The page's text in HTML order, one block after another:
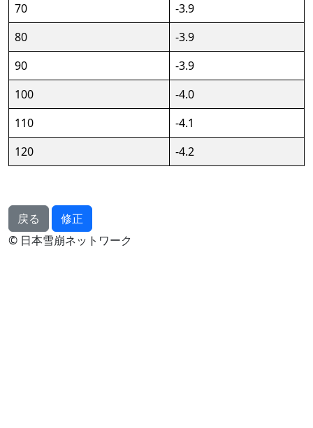
70
-3.9
80
-3.9
90
-3.9
100
-4.0
110
-4.1
120
-4.2
戻る
修正
© 日本雪崩ネットワーク